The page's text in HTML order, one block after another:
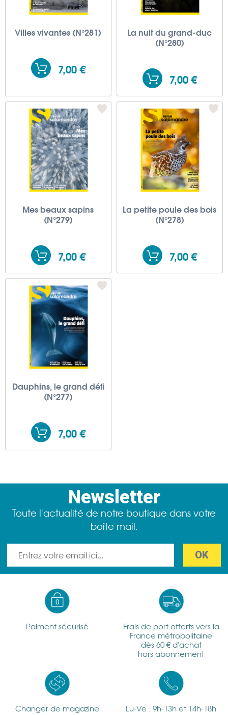
Villes vivantes (N°281)
7,00 €
La nuit du grand-duc
(N°280)
7,00 €
Mes beaux sapins
(N°279)
7,00 €
La petite poule des bois
(N°278)
7,00 €
Dauphins, le grand défi
(N°277)
7,00 €
Newsletter
Toute l'actualité de notre boutique dans votre
boîte mail.
Paiment sécurisé
Frais de port offerts vers la
France métropolitaine
dès 60 € d'achat
hors abonnement
Changer de magazine Lu-Ve : 9h-13h et 14h-18h